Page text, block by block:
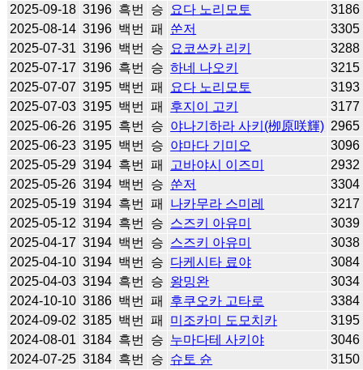
2025-09-18 3196 흑번 승 요다 노리모토
3186
2025-08-14 3196 백번 패 쑨저
3305
2025-07-31 3196 백번 승 요코쓰카 리키
3288
2025-07-17 3196 흑번 승 하네 나오키
3215
2025-07-07 3195 백번 패 요다 노리모토
3193
2025-07-03 3195 백번 패 후지이 고키
3177
2025-06-26 3195 흑번 승 야나기하라 사키(栁原咲輝) 2965
2025-06-23 3195 백번 승 야마다 기미오
3096
2025-05-29 3194 흑번 패 고바야시 이즈미
2932
2025-05-26 3194 백번 승 쑨저
3304
2025-05-19 3194 흑번 패 나카무라 스미레
3217
2025-05-12 3194 흑번 승 스즈키 아유미
3039
2025-04-17 3194 백번 승 스즈키 아유미
3038
2025-04-10 3194 백번 승 다케시타 료야
3084
2025-04-03 3194 흑번 승 왕밍완
3034
2024-10-10 3186 백번 패 후쿠오카 고타로
3384
2024-09-02 3185 백번 패 미조카미 도모치카
3195
2024-08-01 3184 흑번 승 누마다테 사키야
3046
2024-07-25 3184 흑번 승 슈토 슌
3150